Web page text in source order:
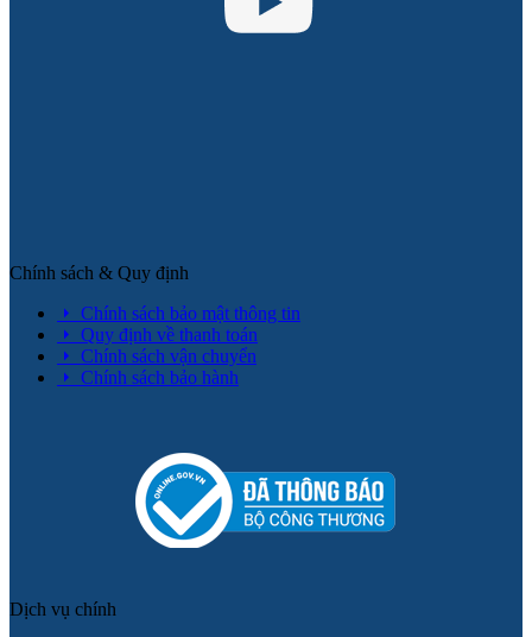
Chính sách & Quy định
Chính sách bảo mật thông tin
Quy định về thanh toán
Chính sách vận chuyển
Chính sách bảo hành
Dịch vụ chính